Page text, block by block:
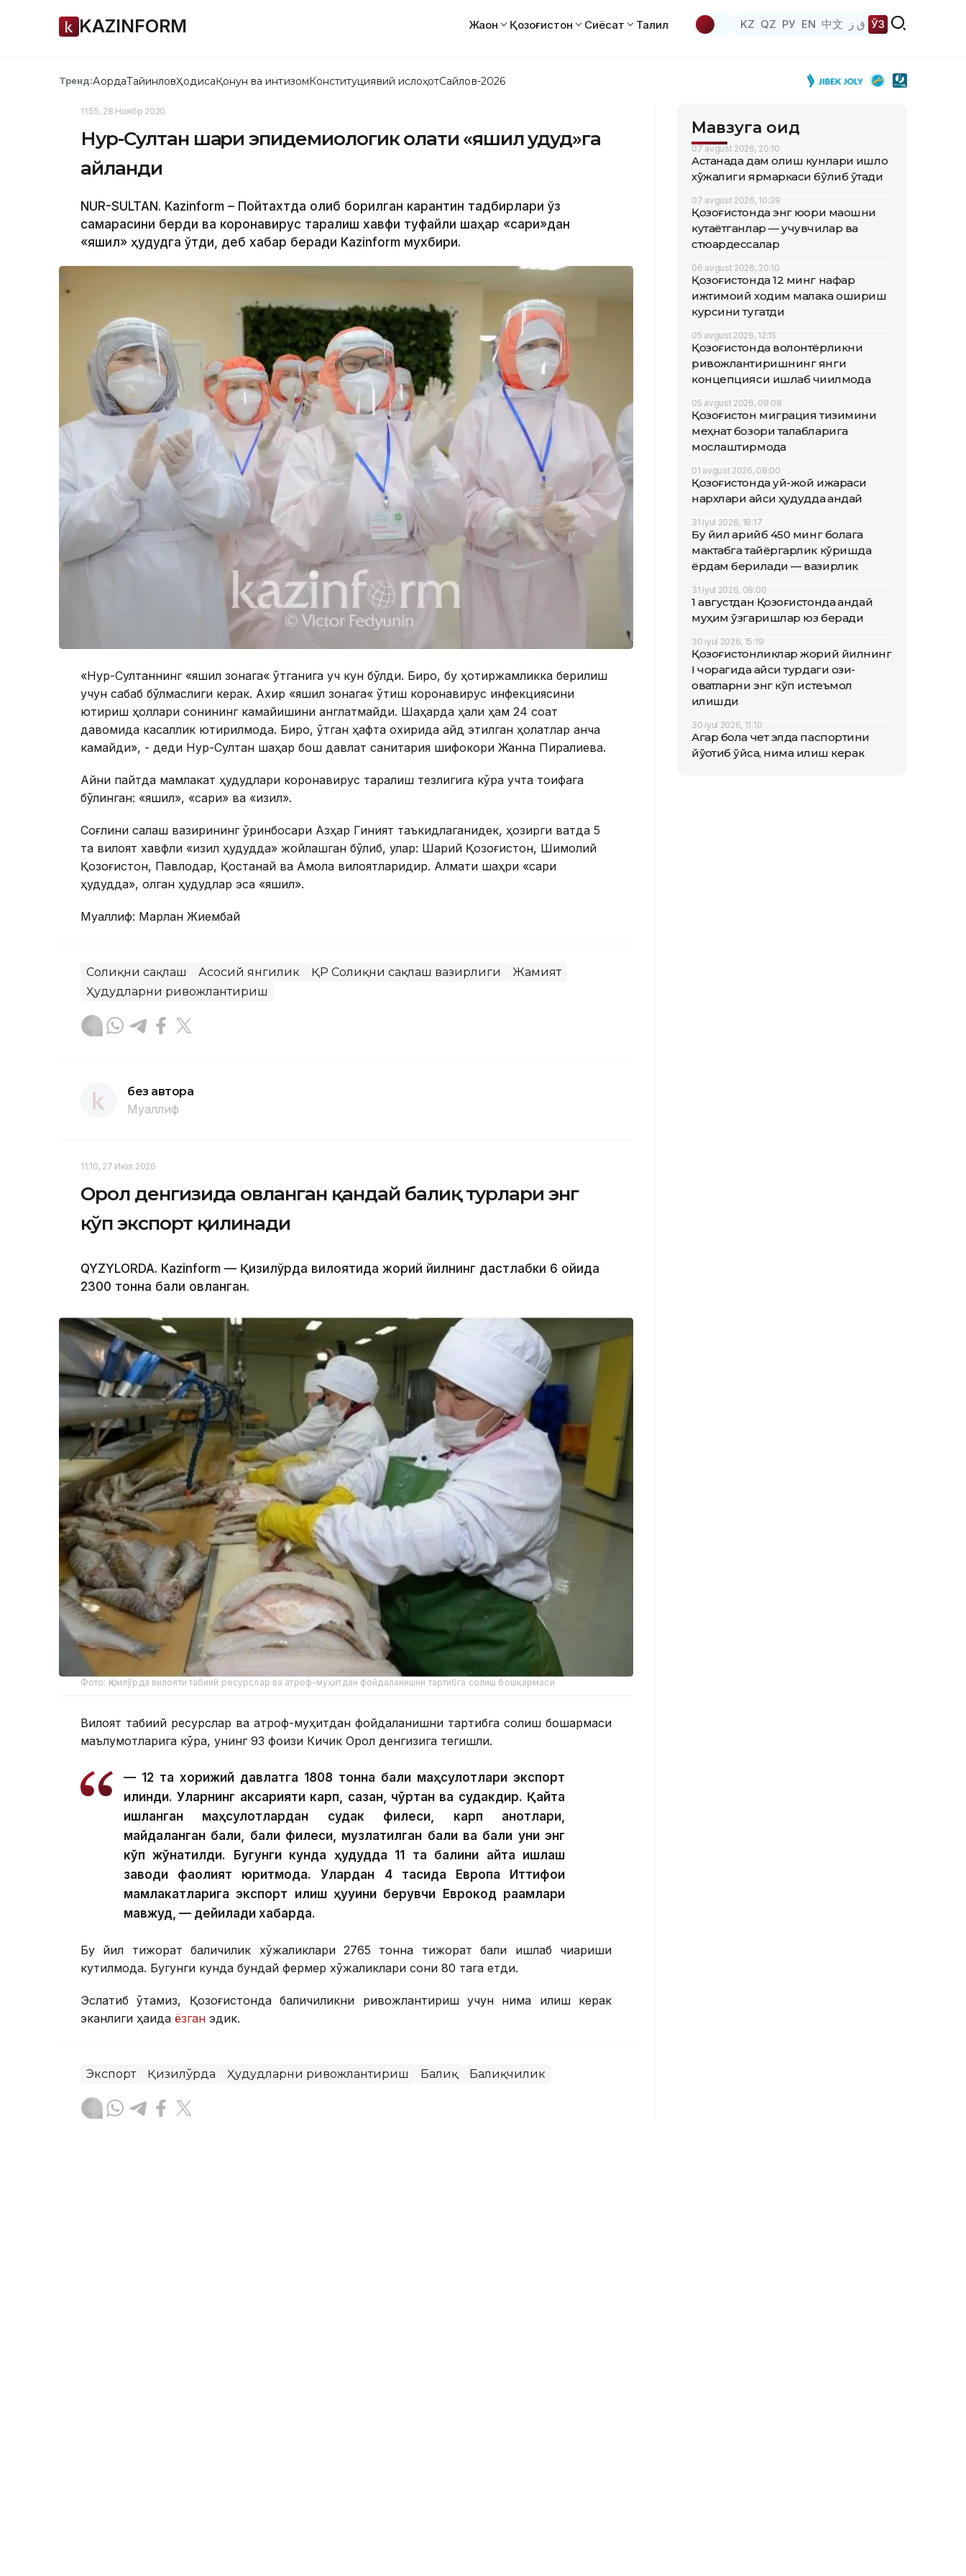
KAZINFORM Жаҳон Қозоғистон Сиёсат Таҳлил KZ QZ РУ EN 中文 ق ز ЎЗ
Тренд:АқордаТайинловҲодисаҚонун ва интизомКонституциявий ислоҳотСайлов-2026
11:55, 28 Ноябр 2020
Нур-Султан шаҳри эпидемиологик ҳолати «яшил ҳудуд»га
айланди
NUR-SULTAN. Kazinform – Пойтахтда олиб борилган карантин тадбирлари ўз
самарасини берди ва коронавирус тарқалиш хавфи туфайли шаҳар «сариқ»дан
«яшил» ҳудудга ўтди, деб хабар беради Kazinform мухбири.
«Нур-Султаннинг «яшил зонага« ўтганига уч кун бўлди. Бироқ, бу ҳотиржамликка берилиш
учун сабаб бўлмаслиги керак. Ахир «яшил зонага« ўтиш коронавирус инфекциясини
юқтириш ҳоллари сонининг камайишини англатмайди. Шаҳарда ҳали ҳам 24 соат
давомида касаллик юқтирилмоқда. Бироқ, ўтган ҳафта охирида қайд этилган ҳолатлар анча
камайди», - деди Нур-Султан шаҳар бош давлат санитария шифокори Жанна Пиралиева.
Айни пайтда мамлакат ҳудудлари коронавирус тарқалиш тезлигига кўра учта тоифага
бўлинган: «яшил», «сариқ» ва «қизил».
Соғлиқни сақлаш вазирининг ўринбосари Азҳар Гиният таъкидлаганидек, ҳозирги вақтда 5
та вилоят хавфли «қизил ҳудудда» жойлашган бўлиб, улар: Шарқий Қозоғистон, Шимолий
Қозоғистон, Павлодар, Қостанай ва Ақмола вилоятларидир. Алмати шаҳри «сариқ
ҳудудда», қолган ҳудудлар эса «яшил».
Муаллиф: Марлан Жиембай
Соғлиқни сақлаш Асосий янгилик ҚР Соғлиқни сақлаш вазирлиги
Жамият
Ҳудудларни ривожлантириш
без автора
Муаллиф
11:10, 27 Июл 2026
Орол денгизида овланган қандай балиқ турлари энг
кўп экспорт қилинади
QYZYLORDA. Кazinform — Қизилўрда вилоятида жорий йилнинг дастлабки 6 ойида
2300 тонна балиқ овланган.
Фото: Қизилўрда вилояти табиий ресурслар ва атроф-муҳитдан фойдаланишни тартибга солиш бошқармаси
Вилоят табиий ресурслар ва атроф-муҳитдан фойдаланишни тартибга солиш бошқармаси
маълумотларига кўра, унинг 93 фоизи Кичик Орол денгизига тегишли.
— 12 та хорижий давлатга 1808 тонна балиқ маҳсулотлари экспорт
қилинди. Уларнинг аксарияти карп, сазан, чўртан ва судакдир. Қайта
ишланган маҳсулотлардан судак филеси, карп қанотлари,
майдаланган балиқ, балиқ филеси, музлатилган балиқ ва балиқ уни энг
кўп жўнатилди. Бугунги кунда ҳудудда 11 та балиқни қайта ишлаш
заводи фаолият юритмоқда. Улардан 4 тасида Европа Иттифоқи
мамлакатларига экспорт қилиш ҳуқуқини берувчи Еврокод рақамлари
мавжуд, — дейилади хабарда.
Бу йил тижорат балиқчилик хўжаликлари 2765 тонна тижорат балиқ ишлаб чиқариши
кутилмоқда. Бугунги кунда бундай фермер хўжаликлари сони 80 тага етди.
Эслатиб ўтамиз, Қозоғистонда балиқчиликни ривожлантириш учун нима қилиш керак
эканлиги ҳақида ёзган эдик.
Экспорт Қизилўрда Ҳудудларни ривожлантириш Балиқ Балиқчилик
Мавзуга оид
07 avgust 2026, 20:10
Астанада дам олиш кунлари қишлоқ
хўжалиги ярмаркаси бўлиб ўтади
07 avgust 2026, 10:39
Қозоғистонда энг юқори маошни
кутаётганлар — учувчилар ва
стюардессалар
06 avgust 2026, 20:10
Қозоғистонда 12 минг нафар
ижтимоий ходим малака ошириш
курсини тугатди
05 avgust 2026, 12:15
Қозоғистонда волонтёрликни
ривожлантиришнинг янги
концепцияси ишлаб чиқилмоқда
05 avgust 2026, 09:08
Қозоғистон миграция тизимини
меҳнат бозори талабларига
мослаштирмоқда
01 avgust 2026, 08:00
Қозоғистонда уй-жой ижараси
нархлари қайси ҳудудда қандай
31 iyul 2026, 18:17
Бу йил қарийб 450 минг болага
мактабга тайёргарлик кўришда
ёрдам берилади — вазирлик
31 iyul 2026, 08:00
1 августдан Қозоғистонда қандай
муҳим ўзгаришлар юз беради
30 iyul 2026, 15:19
Қозоғистонликлар жорий йилнинг
I чорагида қайси турдаги озиқ-
овқатларни энг кўп истеъмол
қилишди
30 iyul 2026, 11:10
Агар бола чет элда паспортини
йўқотиб қўйса, нима қилиш керак